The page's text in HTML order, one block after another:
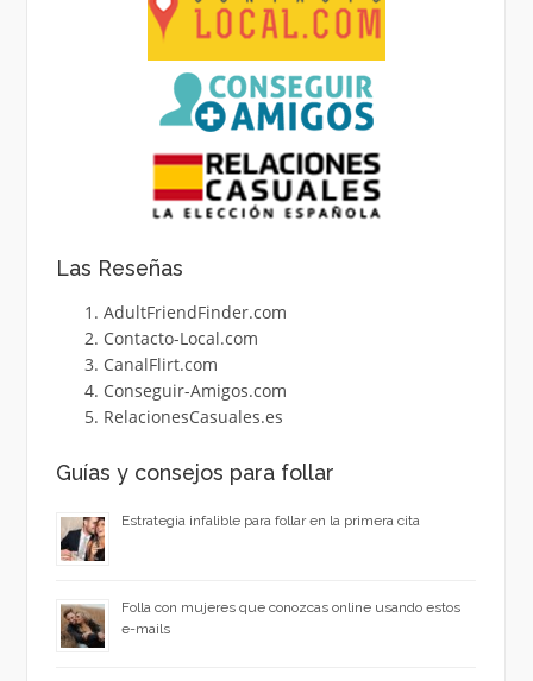
Las Reseñas
AdultFriendFinder.com
Contacto-Local.com
CanalFlirt.com
Conseguir-Amigos.com
RelacionesCasuales.es
Guías y consejos para follar
Estrategia infalible para follar en la primera cita
Folla con mujeres que conozcas online usando estos
e-mails